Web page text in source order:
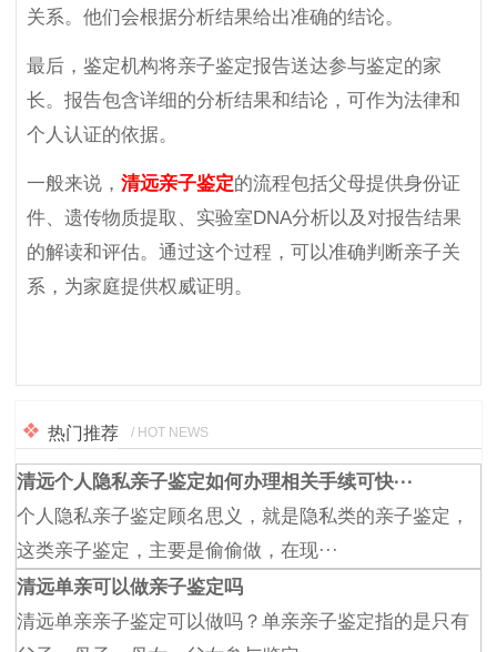
关系。他们会根据分析结果给出准确的结论。
最后，鉴定机构将亲子鉴定报告送达参与鉴定的家
长。报告包含详细的分析结果和结论，可作为法律和
个人认证的依据。
一般来说， 清远亲子鉴定的流程包括父母提供身份证
件、遗传物质提取、实验室DNA分析以及对报告结果
的解读和评估。通过这个过程，可以准确判断亲子关
系，为家庭提供权威证明。
热门推荐 / HOT NEWS
清远个人隐私亲子鉴定如何办理相关手续可快···
个人隐私亲子鉴定顾名思义，就是隐私类的亲子鉴定，
这类亲子鉴定，主要是偷偷做，在现···
清远单亲可以做亲子鉴定吗
清远单亲亲子鉴定可以做吗？单亲亲子鉴定指的是只有